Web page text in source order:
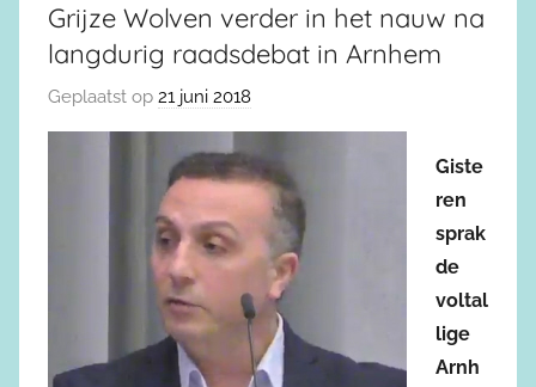
Grijze Wolven verder in het nauw na
langdurig raadsdebat in Arnhem
Geplaatst op 21 juni 2018
Giste
ren
sprak
de
voltal
lige
Arnh